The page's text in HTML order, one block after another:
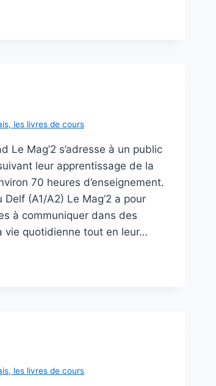
, les livres de cours
Le Mag’2 s’adresse à un public
leur apprentissage de la
70 heures d’enseignement.
(A1/A2) Le Mag’2 a pour
à communiquer dans des
vie quotidienne tout en leur…
, les livres de cours